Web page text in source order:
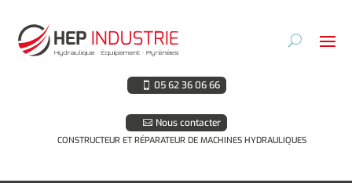
05 62 36 06 66
Nous contacter
CONSTRUCTEUR ET RÉPARATEUR DE MACHINES HYDRAULIQUES